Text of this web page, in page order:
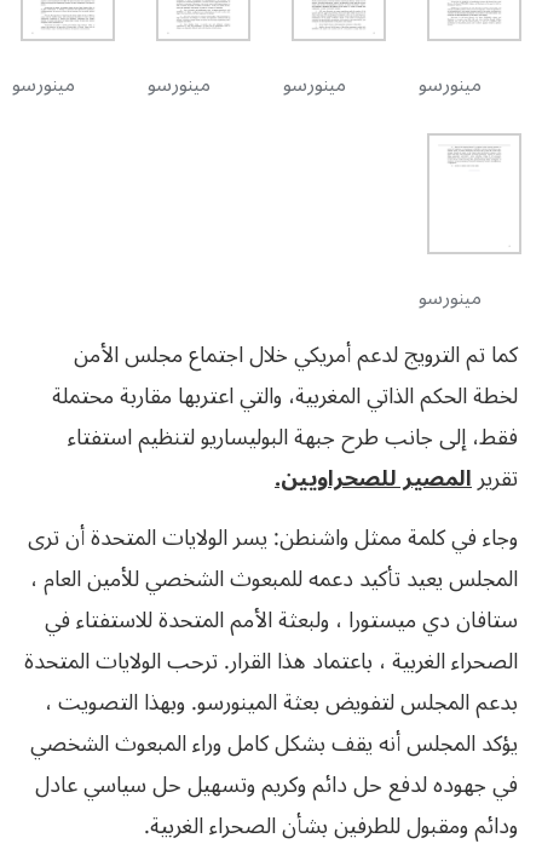
مينورسو مينورسو مينورسو مينورسو
مينورسو
كما تم الترويج لدعم أمريكي خلال اجتماع مجلس الأمن
لخطة الحكم الذاتي المغربية، والتي اعتربها مقاربة محتملة
فقط، إلى جانب طرح جبهة البوليساريو لتنظيم استفتاء
تقريرالمصير للصحراويين.
وجاء في كلمة ممثل واشنطن: يسر الولايات المتحدة أن ترى
المجلس يعيد تأكيد دعمه للمبعوث الشخصي للأمين العام ،
ستافان دي ميستورا ، ولبعثة الأمم المتحدة للاستفتاء في
الصحراء الغربية ، باعتماد هذا القرار. ترحب الولايات المتحدة
بدعم المجلس لتفويض بعثة المينورسو. وبهذا التصويت ،
يؤكد المجلس أنه يقف بشكل كامل وراء المبعوث الشخصي
في جهوده لدفع حل دائم وكريم وتسهيل حل سياسي عادل
ودائم ومقبول للطرفين بشأن الصحراء الغربية.